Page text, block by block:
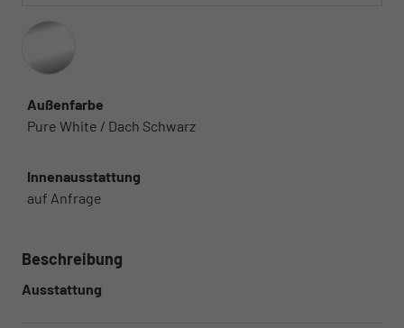
Außenfarbe
Pure White / Dach Schwarz
Innenausstattung
auf Anfrage
Beschreibung
Ausstattung